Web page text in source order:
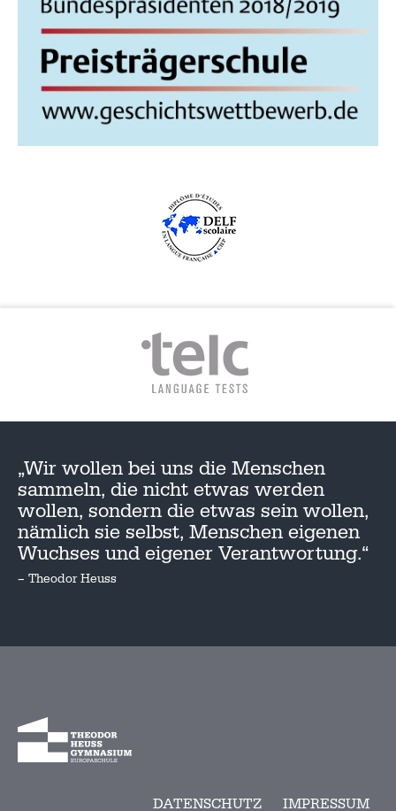
„Wir wollen bei uns die Menschen
sammeln, die nicht etwas werden
wollen, sondern die etwas sein wollen,
nämlich sie selbst, Menschen eigenen
Wuchses und eigener Verantwortung.“
– Theodor Heuss
DATENSCHUTZ IMPRESSUM